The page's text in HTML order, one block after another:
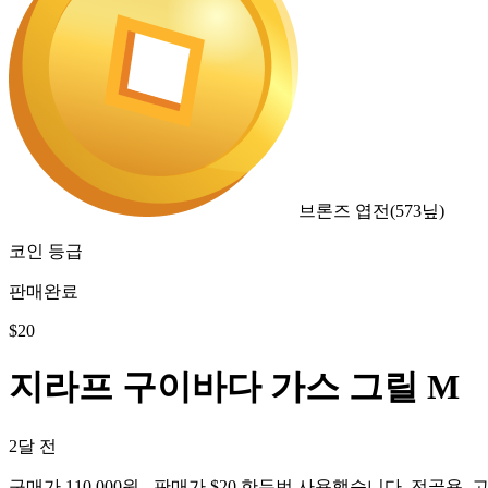
브론즈 엽전(573닢)
코인 등급
판매완료
$20
지라프 구이바다 가스 그릴 M
2달 전